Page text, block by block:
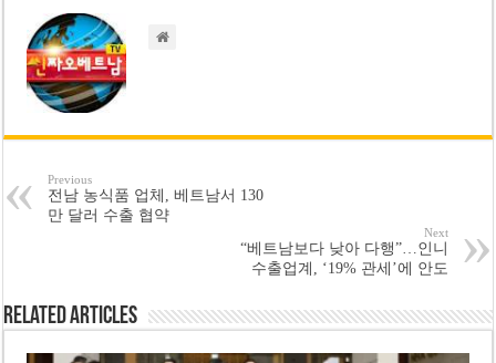
Previous
전남 농식품 업체, 베트남서 130
만 달러 수출 협약
Next
“베트남보다 낮아 다행”…인니
수출업계, ‘19% 관세’에 안도
Related Articles